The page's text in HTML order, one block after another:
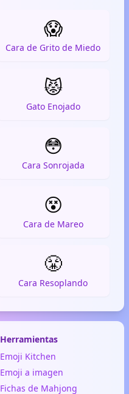
😱
Cara de Grito de Miedo
😾
Gato Enojado
😳
Cara Sonrojada
😵
Cara de Mareo
😤
Cara Resoplando
Herramientas
Emoji Kitchen
Emoji a imagen
Fichas de Mahjong